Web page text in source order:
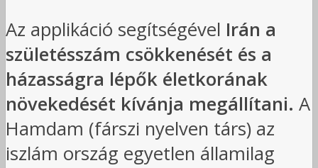
Az applikáció segítségével Irán a
születésszám csökkenését és a
házasságra lépők életkorának
növekedését kívánja megállítani. A
Hamdam (fárszi nyelven társ) az
iszlám ország egyetlen államilag